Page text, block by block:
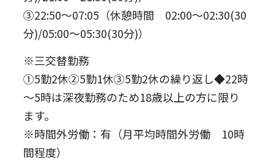
③22:50～07:05（休憩時間 02:00～02:30(30
分)/05:00～05:30(30分)）
※三交替勤務
①5勤2休②5勤1休③5勤2休の繰り返し◆22時
～5時は深夜勤務のため18歳以上の方に限り
ます。
※時間外労働：有（月平均時間外労働 10時
間程度）